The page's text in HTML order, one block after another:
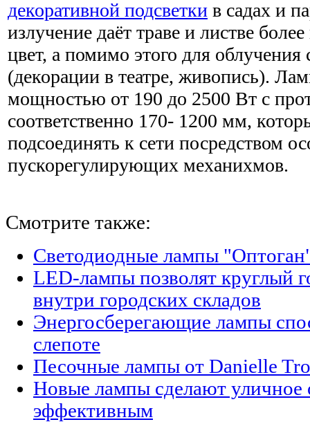
декоративной подсветки в садах и
излучение даёт траве и листве
цвет, а помимо этого для облучения
(декорации в театре, живопись).
мощностью от 190 до 2500 Вт с
соответственно 170- 1200 мм,
подсоединять к сети посредством
пускорегулирующих механихмов.
Смотрите также:
Светодиодные лампы
LED-лампы позволят круглый
внутри городских складов
Энергосберегающие лампы
слепоте
Песочные лампы от Danielle
Новые лампы сделают уличное
эффективным